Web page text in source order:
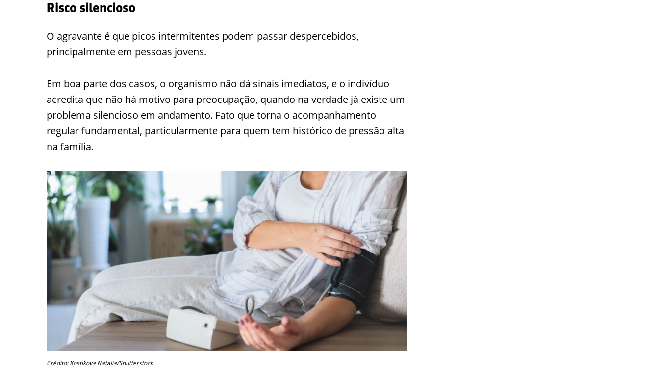
Risco silencioso
O agravante é que picos intermitentes podem passar despercebidos,
principalmente em pessoas jovens.
Em boa parte dos casos, o organismo não dá sinais imediatos, e o indivíduo
acredita que não há motivo para preocupação, quando na verdade já existe um
problema silencioso em andamento. Fato que torna o acompanhamento
regular fundamental, particularmente para quem tem histórico de pressão alta
na família.
Crédito: Kostikova Natalia/Shutterstock